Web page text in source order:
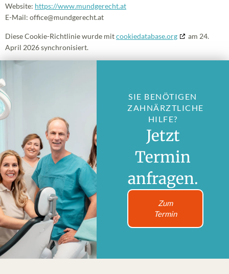
Website: https://www.mundgerecht.at
E-Mail: office@mundgerecht.at
Diese Cookie-Richtlinie wurde mitcookiedatabase.org
am 24.
April 2026 synchronisiert.
SIE BENÖTIGEN
ZAHNÄRZTLICHE
HILFE?
Jetzt
Termin
anfragen.
Zum
Termin